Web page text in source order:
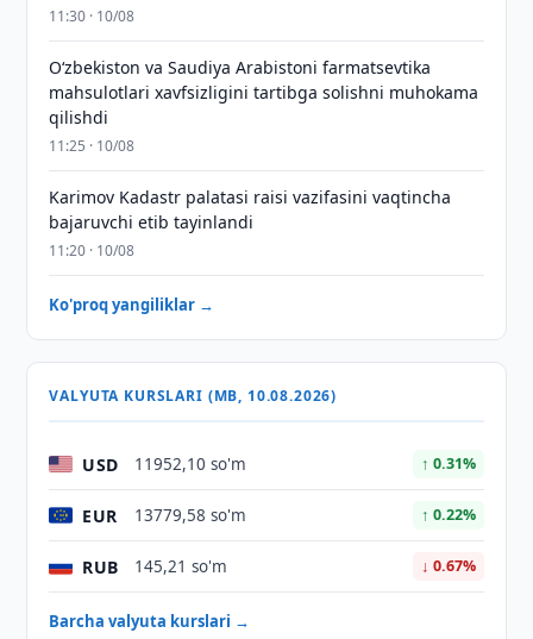
11:30 · 10/08
Oʻzbekiston va Saudiya Arabistoni farmatsevtika
mahsulotlari xavfsizligini tartibga solishni muhokama
qilishdi
11:25 · 10/08
Karimov Kadastr palatasi raisi vazifasini vaqtincha
bajaruvchi etib tayinlandi
11:20 · 10/08
Ko'proq yangiliklar →
VALYUTA KURSLARI (MB, 10.08.2026)
USD 11952,10 so'm ↑ 0.31%
EUR 13779,58 so'm ↑ 0.22%
RUB 145,21 so'm ↓ 0.67%
Barcha valyuta kurslari →